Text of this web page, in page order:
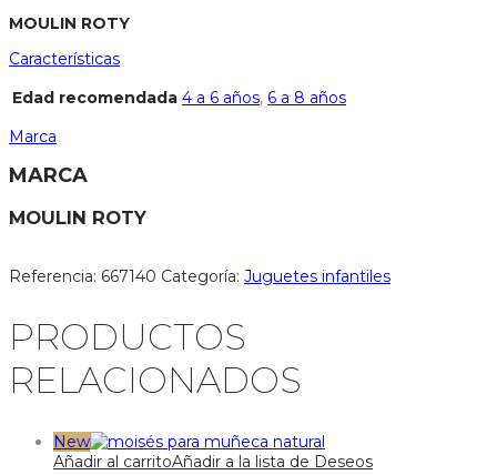
MOULIN ROTY
Características
Edad recomendada 4 a 6 años, 6 a 8 años
Marca
MARCA
MOULIN ROTY
Referencia: 667140 Categoría: Juguetes infantiles
PRODUCTOS
RELACIONADOS
New
Añadir al carritoAñadir a la lista de Deseos